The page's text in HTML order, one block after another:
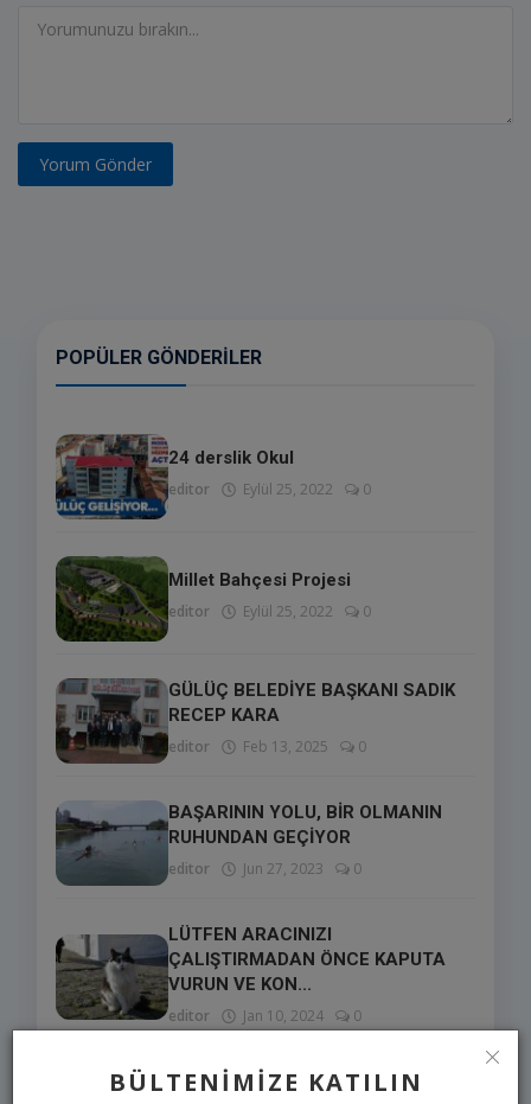
BÜLTENIMIZE KATILIN
Yorum Gönder
POPÜLER GÖNDERILER
24 derslik Okul
editor Eylül 25, 2022 0
Millet Bahçesi Projesi
editor Eylül 25, 2022 0
GÜLÜÇ BELEDİYE BAŞKANI SADIK
RECEP KARA
editor Feb 13, 2025 0
BAŞARININ YOLU, BİR OLMANIN
RUHUNDAN GEÇİYOR
editor Jun 27, 2023 0
LÜTFEN ARACINIZI
ÇALIŞTIRMADAN ÖNCE KAPUTA
VURUN VE KON...
editor Jan 10, 2024 0